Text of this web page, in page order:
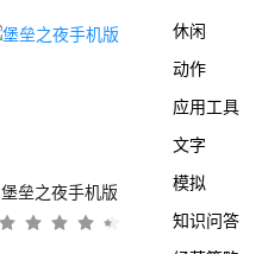
堡垒之夜手机版
休闲
动作
应用工具
文字
模拟
知识问答